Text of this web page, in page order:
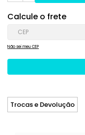
Calcule o frete
Não sei meu CEP
Trocas e Devolução